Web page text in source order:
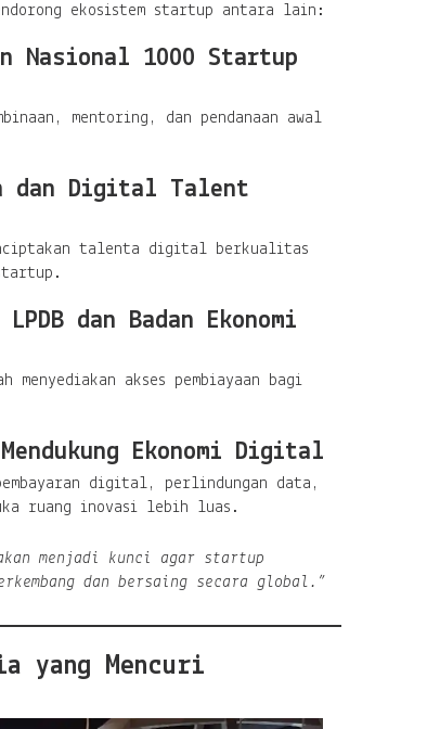
ekosistem startup antara lain:
Nasional 1000 Startup
mentoring, dan pendanaan awal
dan Digital Talent
talenta digital berkualitas
dan Badan Ekonomi
menyediakan akses pembiayaan bagi
Ekonomi Digital
digital, perlindungan data,
ruang inovasi lebih luas.
menjadi kunci agar startup
dan bersaing secara global.”
yang Mencuri